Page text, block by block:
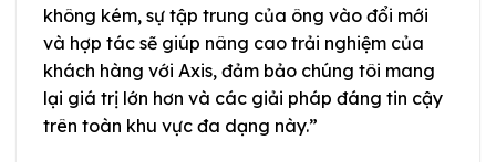
không kém, sự tập trung của ông vào đổi mới
và hợp tác sẽ giúp nâng cao trải nghiệm của
khách hàng với Axis, đảm bảo chúng tôi mang
lại giá trị lớn hơn và các giải pháp đáng tin cậy
trên toàn khu vực đa dạng này.”